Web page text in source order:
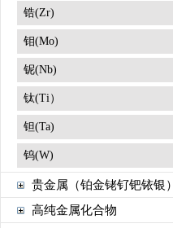
锆(Zr)
钼(Mo)
铌(Nb)
钛(Ti）
钽(Ta)
钨(W)
贵金属（铂金铑钌钯铱银）
高纯金属化合物